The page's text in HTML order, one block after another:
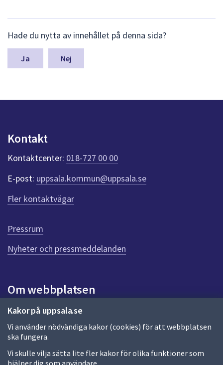
Kakor på uppsala.se
Vi använder nödvändiga kakor (cookies) för att webbplatsen
ska fungera.
Vi skulle vilja sätta lite fler kakor för olika funktioner som
hjälper dig som användare.
ä
m
a
n
k
t
e
r
f
ö
r
e
n
n
a
d
a
Hade du nytta av innehållet på denna sida?
Nej
Kontakt
Kontaktcenter: 018-727 00 00
E-post: uppsala.kommun@uppsala.se
Fler kontaktvägar
Pressrum
Nyheter och pressmeddelanden
Om webbplatsen
Om webbplatsen
Allmänna handlingar och diarium
Behandling av personuppgifter